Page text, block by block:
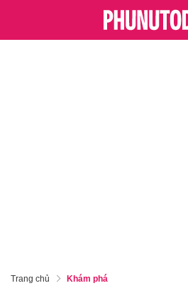
Trang chủ Khám phá